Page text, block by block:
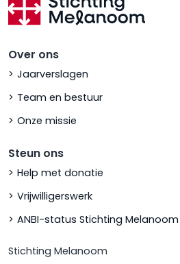
Over ons
Jaarverslagen
Team en bestuur
Onze missie
Steun ons
Help met donatie
Vrijwilligerswerk
ANBI-status Stichting Melanoom
Stichting Melanoom